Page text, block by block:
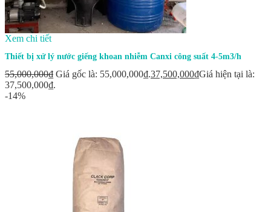
Xem chi tiết
Thiết bị xử lý nước giếng khoan nhiễm Canxi công suất 4-5m3/h
55,000,000₫ Giá gốc là: 55,000,000₫.37,500,000₫Giá hiện tại là:
37,500,000₫.
-14%